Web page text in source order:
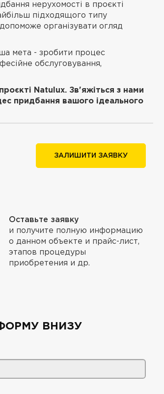
нерухомості в проєкті
підходящого типу
організувати огляд
мета - зробити процес
обслуговування,
Natulux. Зв'яжіться з нами
придбання вашого ідеального
ЗАЛИШИТИ ЗАЯВКУ
Оставьте заявку
и получите полную информацию
о данном объекте и прайс-лист,
этапов процедуры
приобретения и др.
ВНИЗУ